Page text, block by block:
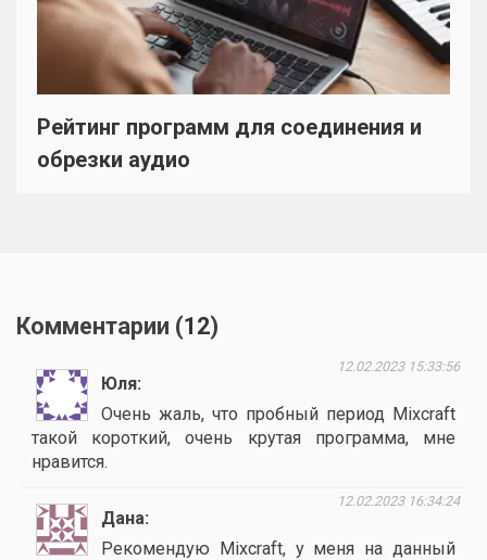
Рейтинг программ для соединения и
обрезки аудио
Комментарии (12)
Юля
12.02.2023 15:33:56
Очень жаль, что пробный период Mixcraft
такой короткий, очень крутая программа, мне
нравится.
Дана
12.02.2023 16:34:24
Рекомендую Mixcraft, у меня на данный